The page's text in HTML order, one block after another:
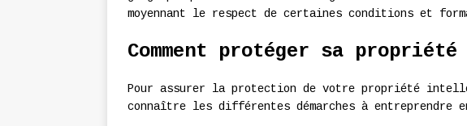
moyennant le respect de certaines conditions et
Comment protéger sa
Pour assurer la protection de votre propriété
connaître les différentes démarches à entreprendre